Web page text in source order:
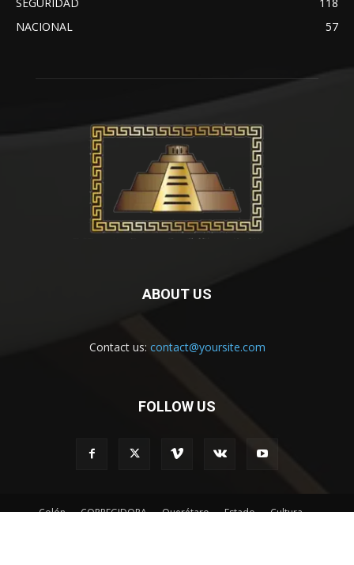
SEGURIDAD
118
NACIONAL
57
ABOUT US
Contact us: contact@yoursite.com
FOLLOW US
Colón CORREGIDORA Querétaro Estado
Cultura